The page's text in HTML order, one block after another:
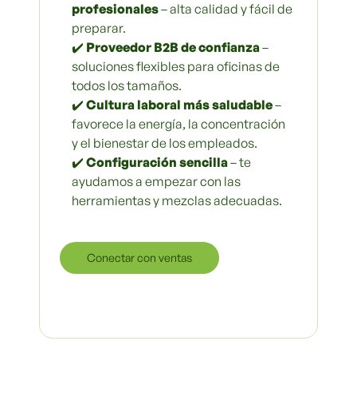
profesionales– alta calidad y fácil de
preparar.
✔️ Proveedor B2B de confianza–
soluciones flexibles para oficinas de
todos los tamaños.
✔️ Cultura laboral más saludable–
favorece la energía, la concentración
y el bienestar de los empleados.
✔️ Configuración sencilla– te
ayudamos a empezar con las
herramientas y mezclas adecuadas.
Conectar con ventas